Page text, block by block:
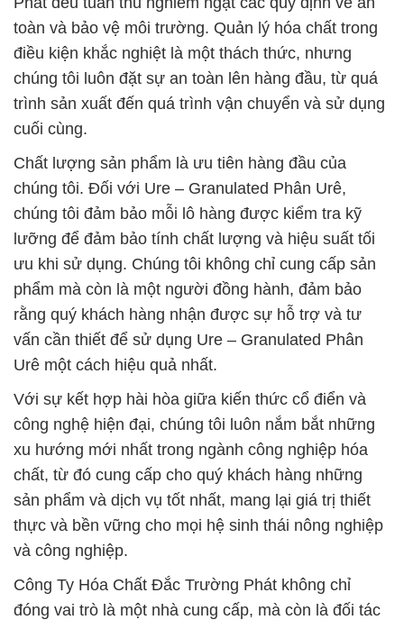
toàn và bảo vệ môi trường. Quản lý hóa chất trong
điều kiện khắc nghiệt là một thách thức, nhưng
chúng tôi luôn đặt sự an toàn lên hàng đầu, từ quá
trình sản xuất đến quá trình vận chuyển và sử dụng
cuối cùng.
Chất lượng sản phẩm là ưu tiên hàng đầu của
chúng tôi. Đối với Ure – Granulated Phân Urê,
chúng tôi đảm bảo mỗi lô hàng được kiểm tra kỹ
lưỡng để đảm bảo tính chất lượng và hiệu suất tối
ưu khi sử dụng. Chúng tôi không chỉ cung cấp sản
phẩm mà còn là một người đồng hành, đảm bảo
rằng quý khách hàng nhận được sự hỗ trợ và tư
vấn cần thiết để sử dụng Ure – Granulated Phân
Urê một cách hiệu quả nhất.
Với sự kết hợp hài hòa giữa kiến thức cổ điển và
công nghệ hiện đại, chúng tôi luôn nắm bắt những
xu hướng mới nhất trong ngành công nghiệp hóa
chất, từ đó cung cấp cho quý khách hàng những
sản phẩm và dịch vụ tốt nhất, mang lại giá trị thiết
thực và bền vững cho mọi hệ sinh thái nông nghiệp
và công nghiệp.
Công Ty Hóa Chất Đắc Trường Phát không chỉ
đóng vai trò là một nhà cung cấp, mà còn là đối tác